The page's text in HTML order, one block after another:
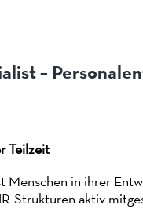
–
Teilzeit
Menschen in ihrer
Strukturen aktiv